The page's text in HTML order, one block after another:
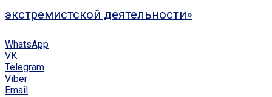
экстремистской деятельности»
WhatsApp
VK
Telegram
Viber
Email